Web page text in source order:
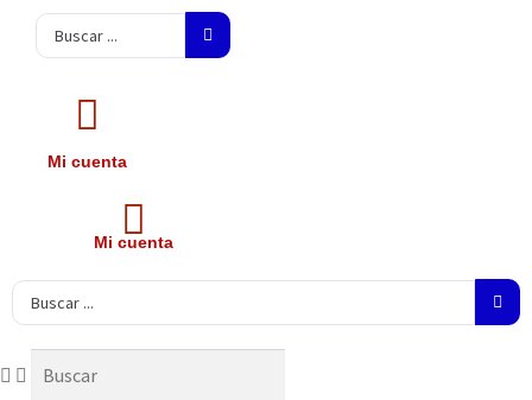
Search
...
Mi cuenta
Mi cuenta
Search
...